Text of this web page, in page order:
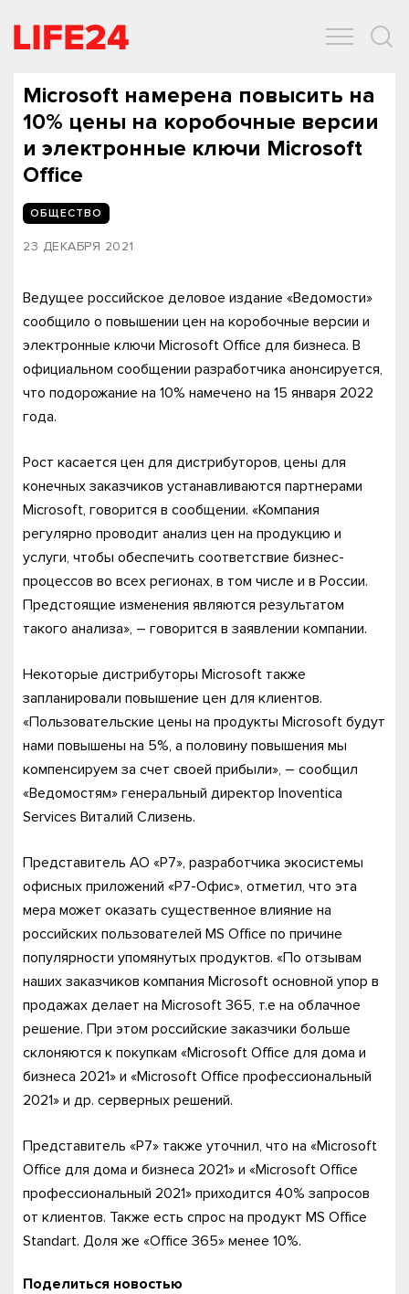
Microsoft намерена повысить на
10% цены на коробочные версии
и электронные ключи Microsoft
Office
ОБЩЕСТВО
23 ДЕКАБРЯ 2021
Ведущее российское деловое издание «Ведомости»
сообщило о повышении цен на коробочные версии и
электронные ключи Microsoft Office для бизнеса. В
официальном сообщении разработчика анонсируется,
что подорожание на 10% намечено на 15 января 2022
года.
Рост касается цен для дистрибуторов, цены для
конечных заказчиков устанавливаются партнерами
Microsoft, говорится в сообщении. «Компания
регулярно проводит анализ цен на продукцию и
услуги, чтобы обеспечить соответствие бизнес-
процессов во всех регионах, в том числе и в России.
Предстоящие изменения являются результатом
такого анализа», – говорится в заявлении компании.
Некоторые дистрибуторы Microsoft также
запланировали повышение цен для клиентов.
«Пользовательские цены на продукты Microsoft будут
нами повышены на 5%, а половину повышения мы
компенсируем за счет своей прибыли», – сообщил
«Ведомостям» генеральный директор Inoventica
Services Виталий Слизень.
Представитель АО «Р7», разработчика экосистемы
офисных приложений «Р7-Офис», отметил, что эта
мера может оказать существенное влияние на
российских пользователей MS Office по причине
популярности упомянутых продуктов. «По отзывам
наших заказчиков компания Microsoft основной упор в
продажах делает на Microsoft 365, т.е на облачное
решение. При этом российские заказчики больше
склоняются к покупкам «Microsoft Office для дома и
бизнеса 2021» и «Microsoft Office профессиональный
2021» и др. серверных решений.
Представитель «Р7» также уточнил, что на «Microsoft
Office для дома и бизнеса 2021» и «Microsoft Office
профессиональный 2021» приходится 40% запросов
от клиентов. Также есть спрос на продукт MS Office
Standart. Доля же «Office 365» менее 10%.
Поделиться новостью